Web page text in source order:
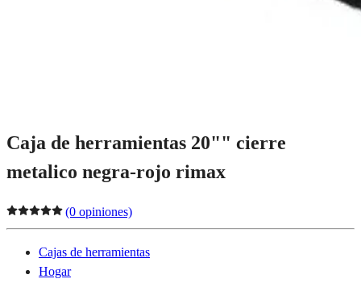
Caja de herramientas 20"" cierre
metalico negra-rojo rimax
(0 opiniones)
Cajas de herramientas
Hogar